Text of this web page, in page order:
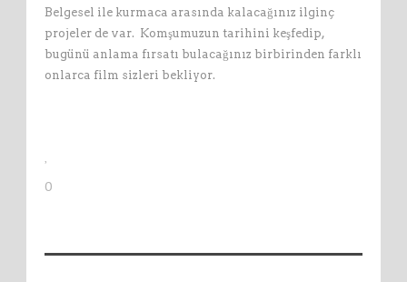
Belgesel ile kurmaca arasında kalacağınız ilginç
projeler de var. Komşumuzun tarihini keşfedip,
bugünü anlama fırsatı bulacağınız birbirinden farklı
onlarca film sizleri bekliyor.
0